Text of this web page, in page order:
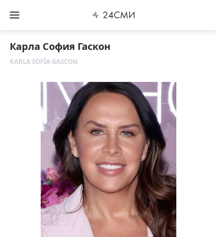
Карла София Гаскон
KARLA SOFÍA GASCON